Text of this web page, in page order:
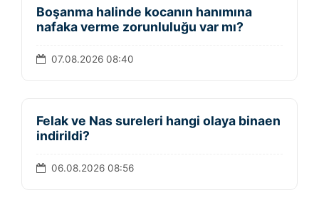
Boşanma halinde kocanın hanımına
nafaka verme zorunluluğu var mı?
07.08.2026 08:40
Felak ve Nas sureleri hangi olaya binaen
indirildi?
06.08.2026 08:56